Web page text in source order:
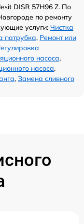
DISR 57H96 Z. По
по ремонту
услуги: Чистка
патрубка, Ремонт или
насоса,
насоса,
, Замена сливного